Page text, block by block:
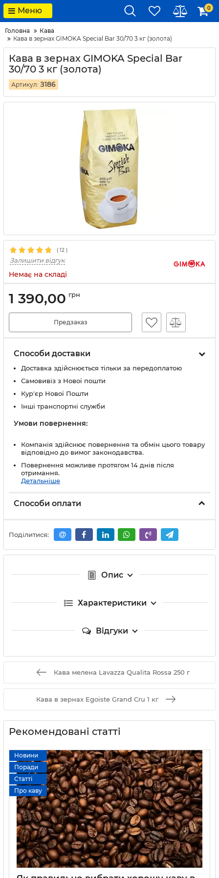
Меню 0
Головна
Кава
Кава в зернах GIMOKA Special Bar 30/70 3 кг (золота)
Кава в зернах GIMOKA Special Bar
30/70 3 кг (золота)
Артикул: З186
( 12 )
Залишити відгук
Немає на складі
1 390,00 грн
Предзаказ
Способи доставки
Доставка здійснюється тільки за передоплатою
Самовивіз з Нової пошти
Кур'єр Нової Пошти
Інші транспортні служби
Умови повернення:
Компанія здійснює повернення та обмін цього товару
відповідно до вимог законодавства.
Повернення можливе протягом 14 днів після
отримання.
Детальніше
Способи оплати
Поділитися:
Опис
Характеристики
Відгуки
Кава мелена Lavazza Qualita Rossa 250 г
Кава в зернах Egoiste Grand Cru 1 кг
Рекомендовані статті
Новини
Поради
Статті
Про каву